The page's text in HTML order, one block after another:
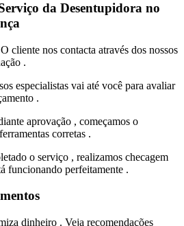
da Desentupidora no
O cliente nos contacta através dos nossos
.
especialistas vai até você para avaliar
.
aprovação , começamos o
corretas .
o serviço , realizamos checagem
funcionando perfeitamente .
dinheiro . Veja recomendações